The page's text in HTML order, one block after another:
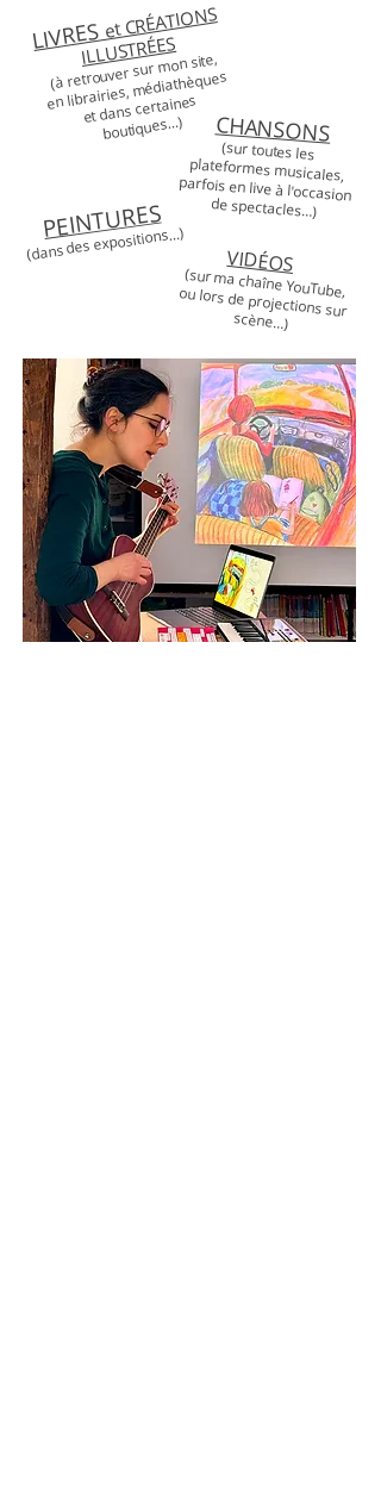
LIVRESet CRÉATIONS
ILLUSTRÉES
(à retrouver sur mon site,
en librairies, médiathèques
et dans certaines
boutiques…) CHANSONS
(sur toutes les
plateformes musicales,
parfois en live à l'occasion
de spectacles…)
PEINTURES
(dans des expositions…) VIDÉOS
(sur ma chaîne YouTube,
ou lors de projections sur
scène…)